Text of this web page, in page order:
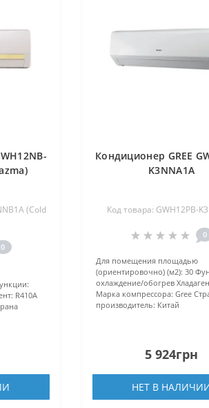
(Cold
0
R410А
Кондиционер GREE
K3NNA1A
Код товара: GWH12PB-
0
Для помещения площадью
(ориентировочно) (м2): 30
охлаждение/обогрев
Марка компрессора: Gree
производитель: Китай
5 924грн
НЕТ В